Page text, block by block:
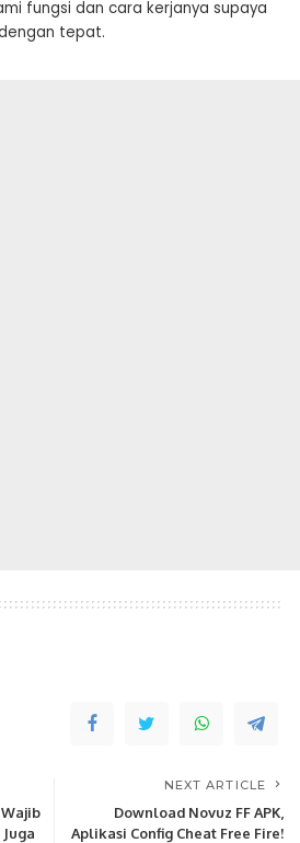
fungsi dan cara kerjanya supaya
tepat.
NEXT ARTICLE
Download Novuz FF APK,
Aplikasi Config Cheat Free Fire!